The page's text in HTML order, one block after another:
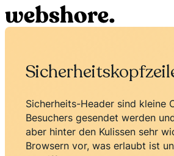
Sicherheits-Header sind kleine
Besuchers gesendet werden
aber hinter den Kulissen sehr
Browsern vor, was erlaubt ist